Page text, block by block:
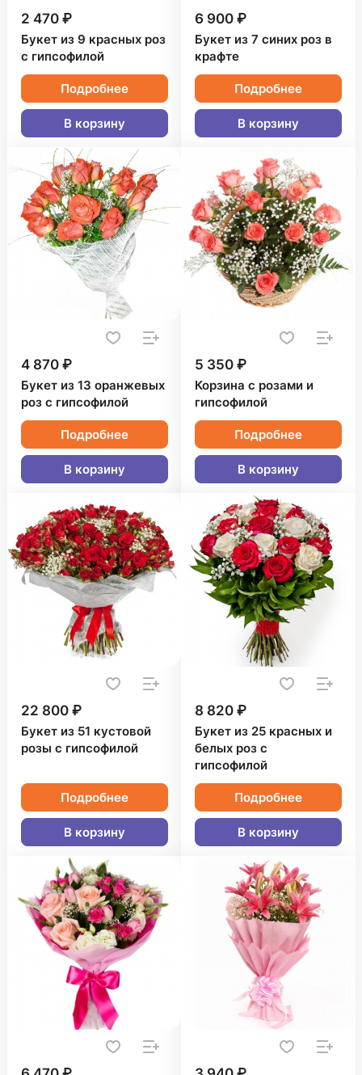
2 470 ₽
Букет из 9 красных роз
с гипсофилой
Подробнее
В корзину
6 900 ₽
Букет из 7 синих роз в
крафте
Подробнее
В корзину
4 870 ₽
Букет из 13 оранжевых
роз с гипсофилой
Подробнее
В корзину
5 350 ₽
Корзина с розами и
гипсофилой
Подробнее
В корзину
22 800 ₽
Букет из 51 кустовой
розы с гипсофилой
Подробнее
В корзину
8 820 ₽
Букет из 25 красных и
белых роз с
гипсофилой
Подробнее
В корзину